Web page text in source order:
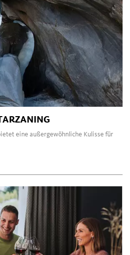
eine außergewöhnliche Kulisse für